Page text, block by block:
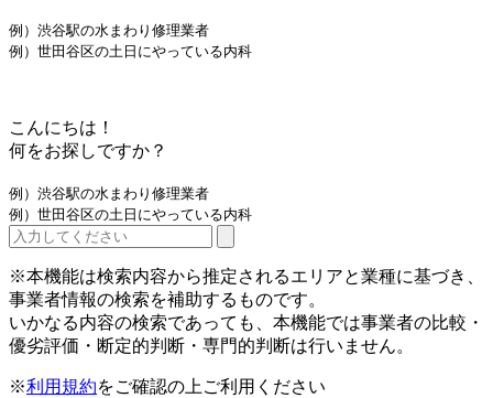
例）渋谷駅の水まわり修理業者
例）世田谷区の土日にやっている内科
こんにちは！
何をお探しですか？
例）渋谷駅の水まわり修理業者
例）世田谷区の土日にやっている内科
※本機能は検索内容から推定されるエリアと業種に基づき、
事業者情報の検索を補助するものです。
いかなる内容の検索であっても、本機能では事業者の比較・
優劣評価・断定的判断・専門的判断は行いません。
※利用規約をご確認の上ご利用ください